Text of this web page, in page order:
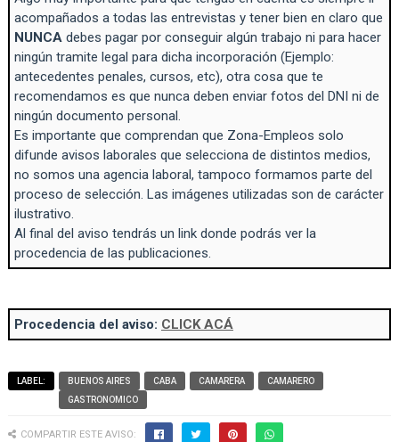
acompañados a todas las entrevistas y tener bien en claro que
NUNCA debes pagar por conseguir algún trabajo ni para hacer
ningún tramite legal para dicha incorporación (Ejemplo:
antecedentes penales, cursos, etc), otra cosa que te
recomendamos es que nunca deben enviar fotos del DNI ni de
ningún documento personal.
Es importante que comprendan que Zona-Empleos solo
difunde avisos laborales que selecciona de distintos medios,
no somos una agencia laboral, tampoco formamos parte del
proceso de selección. Las imágenes utilizadas son de carácter
ilustrativo.
Al final del aviso tendrás un link donde podrás ver la
procedencia de las publicaciones.
Procedencia del aviso: CLICK ACÁ
LABEL: BUENOS AIRES CABA CAMARERA
CAMARERO
GASTRONOMICO
COMPARTIR ESTE AVISO: